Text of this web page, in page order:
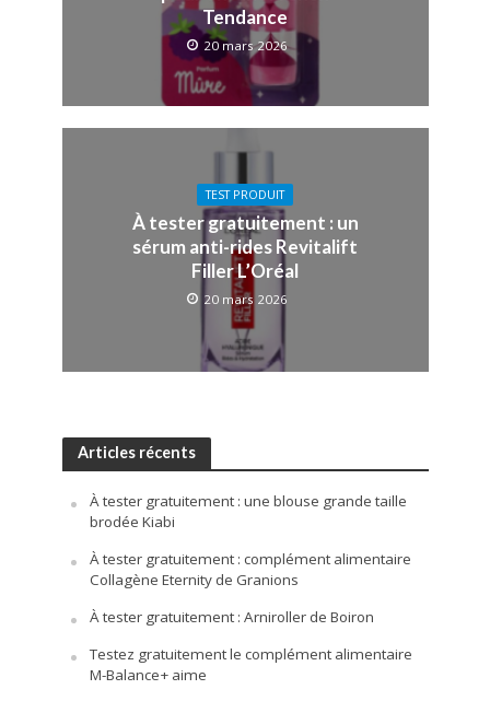
Tendance
20 mars 2026
TEST PRODUIT
À tester gratuitement : un
sérum anti-rides Revitalift
Filler L’Oréal
20 mars 2026
Articles récents
À tester gratuitement : une blouse grande taille
brodée Kiabi
À tester gratuitement : complément alimentaire
Collagène Eternity de Granions
À tester gratuitement : Arniroller de Boiron
Testez gratuitement le complément alimentaire
M-Balance+ aime